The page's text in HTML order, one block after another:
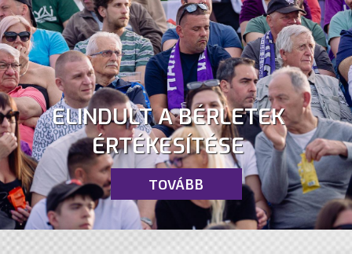
ELINDULT A BÉRLETEK
ÉRTÉKESÍTÉSE
TOVÁBB